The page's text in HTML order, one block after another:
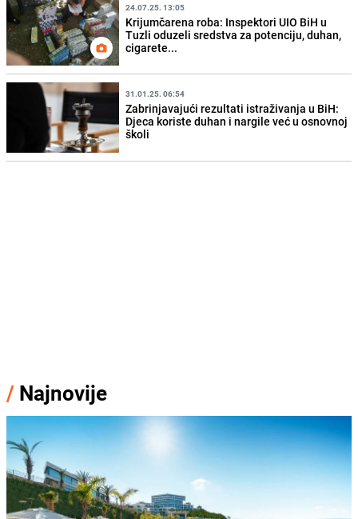
24.07.25. 13:05
Krijumčarena roba: Inspektori UIO BiH u
Tuzli oduzeli sredstva za potenciju, duhan,
cigarete...
31.01.25. 06:54
Zabrinjavajući rezultati istraživanja u BiH:
Djeca koriste duhan i nargile već u osnovnoj
školi
/ Najnovije